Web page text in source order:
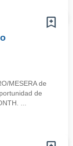
MESERA de
de
...